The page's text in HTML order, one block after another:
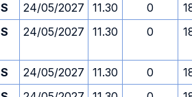
S 24/05/2027 11.30 0
S 24/05/2027 11.30 0
S 24/05/2027 11.30 0